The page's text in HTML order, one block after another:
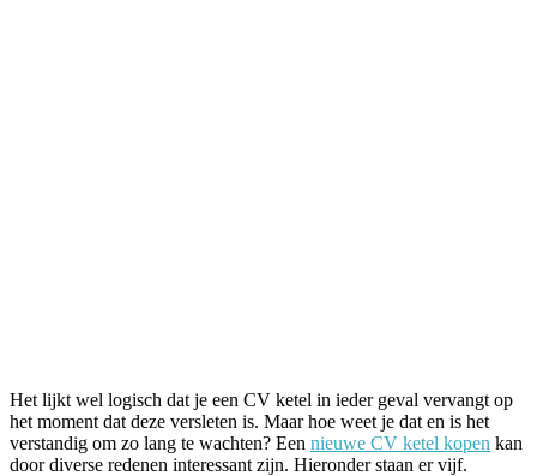
Het lijkt wel logisch dat je een CV ketel in ieder geval vervangt op
het moment dat deze versleten is. Maar hoe weet je dat en is het
verstandig om zo lang te wachten? Een nieuwe CV ketel kopen kan
door diverse redenen interessant zijn. Hieronder staan er vijf.